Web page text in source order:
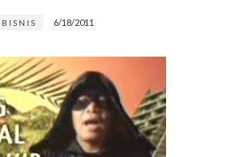
BISNIS 6/18/2011